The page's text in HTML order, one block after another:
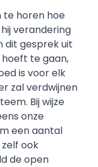
te horen hoe
verandering
dit gesprek uit
te gaan,
is voor elk
zal verdwijnen
Bij wijze
onze
een aantal
ook
de open